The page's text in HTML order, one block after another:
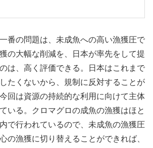
番の問題は、未成魚への高い漁獲圧で
の大幅な削減を、日本が率先をして提
は、高く評価できる。日本はこれまで
たくないから、規制に反対することが
回は資源の持続的な利用に向けて主体
いる。クロマグロの成魚の漁獲はほと
で行われているので、未成魚の漁獲圧
の漁獲に切り替えることができれば、